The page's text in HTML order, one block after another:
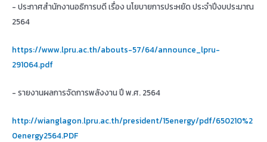
- ประกาศสำนักงานอธิการบดี เรื่อง นโยบายการประหยัด ประจำปีงบประมาณ
2564
https://www.lpru.ac.th/abouts-57/64/announce_lpru-
291064.pdf
- รายงานผลการจัดการพลังงาน ปี พ.ศ. 2564
http://wianglagon.lpru.ac.th/president/15energy/pdf/650210%2
0energy2564.PDF